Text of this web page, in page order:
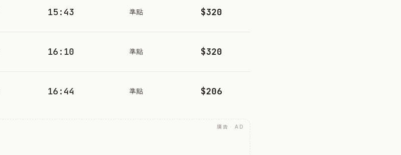
15:43 準點 $320
16:10 準點 $320
16:44 準點 $206
廣告 · AD